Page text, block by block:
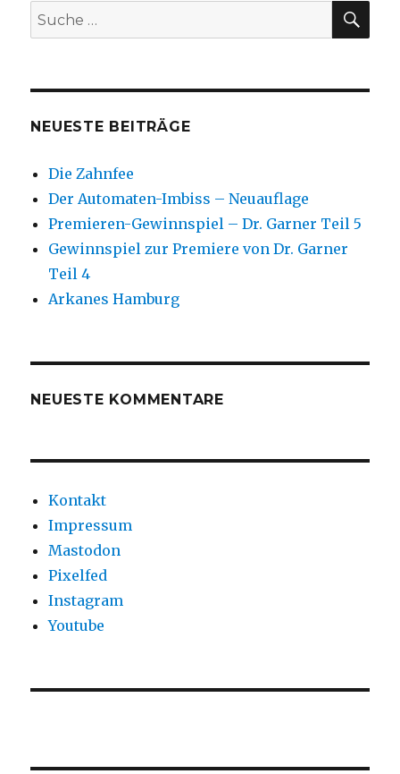
Suche
nach:
NEUESTE BEITRÄGE
Die Zahnfee
Der Automaten-Imbiss – Neuauflage
Premieren-Gewinnspiel – Dr. Garner Teil 5
Gewinnspiel zur Premiere von Dr. Garner
Teil 4
Arkanes Hamburg
NEUESTE KOMMENTARE
Kontakt
Impressum
Mastodon
Pixelfed
Instagram
Youtube